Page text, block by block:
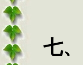
七、